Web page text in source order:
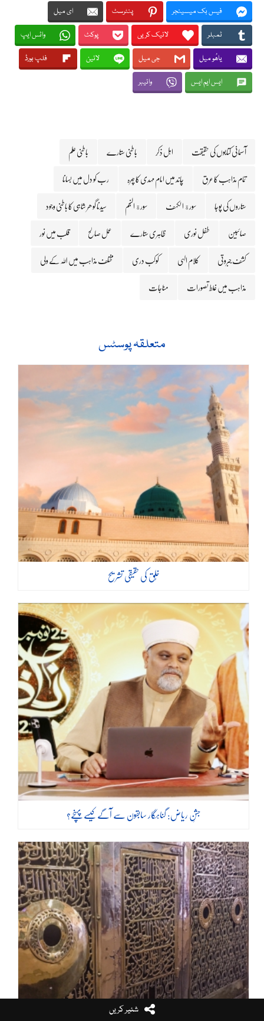
فیس بک میسینجر پنٹرسٹ ای میل
ٹمبلر لائیک کریں پوکٹ واٹس ایپ
یاھُو میل جی میل لائین فلپ بورڈ
ایس ایم ایس وائیبر
آسمانی کتابوں کی حقیقت اہل ذکر باطنی ستارے
باطنی علم
تمام مذاہب کا عرق
چاند میں امام مہدی کا چہرہ
رب کو دل میں بسانا
ستاروں کی پوجا
سورة الکہف سورة النجم
سیدنا گوھر شاہی کا باطنی وجود
صائبین
طفل نوری ظاہری ستارے عمل صالح
قلب میں نور
کشف جبروتی
کلام الہی کوکب دری
مختلف مذاہب میں اللہ کے ولی
مذاہب میں غلط تصورات
مناجات
متعلقہ پوسٹس
خُلق کی حقیقی تشریح
جشنِ ریاض: گناہگار سابقون سے آگے کیسے پہنچے؟
شئیر کریں